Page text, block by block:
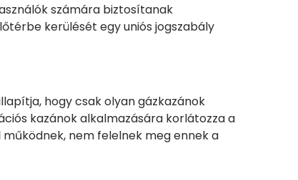
számára biztosítanak
kerülését egy uniós jogszabály
hogy csak olyan gázkazánok
kazánok alkalmazására korlátozza a
nem felelnek meg ennek a